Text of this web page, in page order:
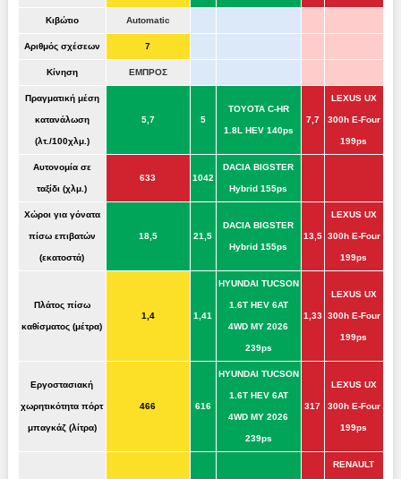
Κιβώτιο Automatic
Αριθμός σχέσεων 7
Κίνηση ΕΜΠΡΟΣ
Πραγματική μέση
κατανάλωση
(λτ./100χλμ.)
5,7 5
TOYOTA C-HR
1.8L HEV 140ps
7,7
LEXUS UX
300h E-Four
199ps
Αυτονομία σε
ταξίδι (χλμ.)
633 1042
DACIA BIGSTER
Hybrid 155ps
Χώροι για γόνατα
πίσω επιβατών
(εκατοστά)
18,5 21,5
DACIA BIGSTER
Hybrid 155ps
13,5
LEXUS UX
300h E-Four
199ps
Πλάτος πίσω
καθίσματος (μέτρα)
1,4 1,41
HYUNDAI TUCSON
1.6T HEV 6AT
4WD MY 2026
239ps
1,33
LEXUS UX
300h E-Four
199ps
Εργοστασιακή
χωρητικότητα πόρτ
μπαγκάζ (λίτρα)
466 616
HYUNDAI TUCSON
1.6T HEV 6AT
4WD MY 2026
239ps
317
LEXUS UX
300h E-Four
199ps
RENAULT